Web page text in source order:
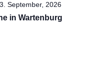
September, 2026
in Wartenburg